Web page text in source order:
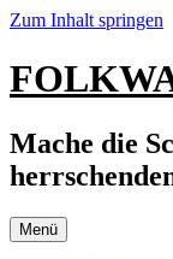
Zum Inhalt springen
Mache die
Menü